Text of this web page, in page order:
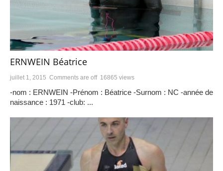
ERNWEIN Béatrice
juillet 1, 2015 Comments are off 16865 views
-nom : ERNWEIN -Prénom : Béatrice -Surnom : NC -année de
naissance : 1971 -club: ...